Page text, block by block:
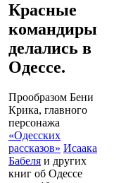
Красные
командиры
делались в
Одессе.
Прообразом Бени
Крика, главного
персонажа
«Одесских
рассказов» Исаака
Бабеля и других
книг об Одессе